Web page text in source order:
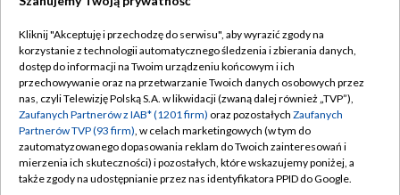
TVP
Abonament TVP
Emisja w TVP
Centrum informacji TVP
Naziemna Telewizja Cyfrowa
Regulamin TVP
Polityka prywatności
Moje zgody
Pomoc
Kliknij "Akceptuję i przechodzę do serwisu", aby wyrazić zgody na
korzystanie z technologii automatycznego śledzenia i zbierania danych,
dostęp do informacji na Twoim urządzeniu końcowym i ich
przechowywanie oraz na przetwarzanie Twoich danych osobowych przez
nas, czyli Telewizję Polską S.A. w likwidacji (zwaną dalej również „TVP”),
Zaufanych Partnerów z IAB* (1201 firm) oraz pozostałych Zaufanych
Partnerów TVP (93 firm), w celach marketingowych (w tym do
zautomatyzowanego dopasowania reklam do Twoich zainteresowań i
mierzenia ich skuteczności) i pozostałych, które wskazujemy poniżej, a
także zgody na udostępnianie przez nas identyfikatora PPID do Google.